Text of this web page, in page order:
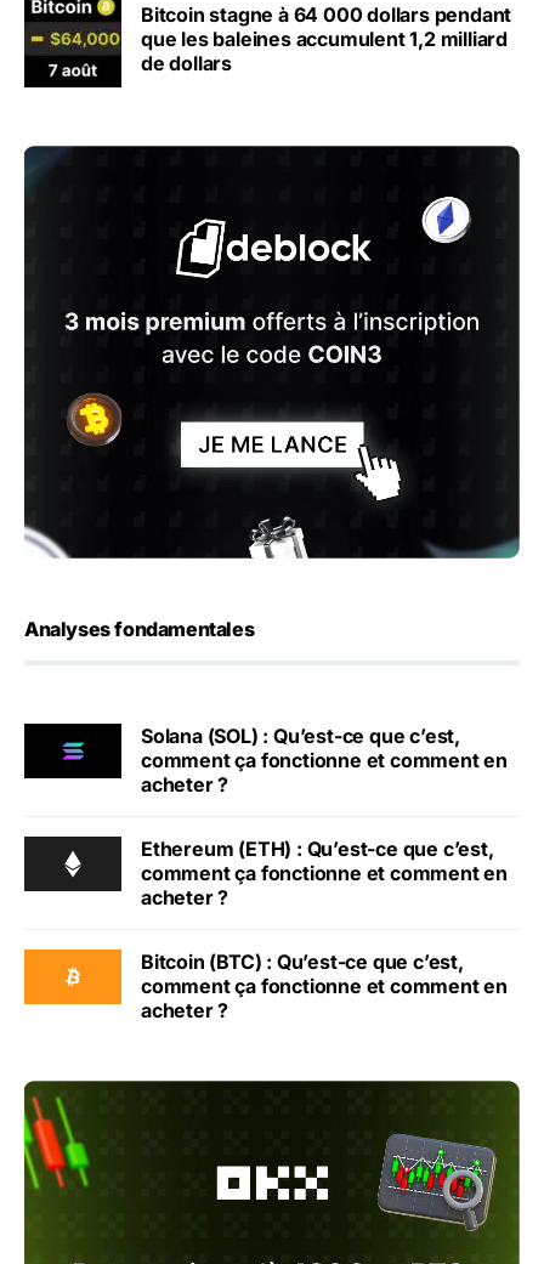
Bitcoin stagne à 64 000 dollars pendant
que les baleines accumulent 1,2 milliard
de dollars
Analyses fondamentales
Solana (SOL) : Qu’est-ce que c’est,
comment ça fonctionne et comment en
acheter ?
Ethereum (ETH) : Qu’est-ce que c’est,
comment ça fonctionne et comment en
acheter ?
Bitcoin (BTC) : Qu’est-ce que c’est,
comment ça fonctionne et comment en
acheter ?